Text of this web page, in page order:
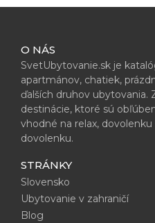
O NÁS
SvetUbytovanie.sk je
apartmánov, chatiek,
ďalších druhov ubytovania.
destinácie, ktoré sú
vhodné na relax,
dovolenku.
STRÁNKY
Slovensko
Ubytovanie v zahraničí
Blog